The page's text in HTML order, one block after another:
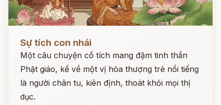
Sự tích con nhái
Một câu chuyện cổ tích mang đậm tinh thần
Phật giáo, kể về một vị hòa thượng trẻ nổi tiếng
là người chân tu, kiên định, thoát khỏi mọi thị
dục.